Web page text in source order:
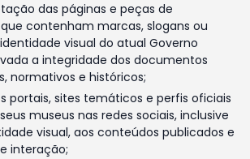
das páginas e peças de
contenham marcas, slogans ou
visual do atual Governo
a integridade dos documentos
normativos e históricos;
portais, sites temáticos e perfis oficiais
museus nas redes sociais, inclusive
visual, aos conteúdos publicados e
interação;